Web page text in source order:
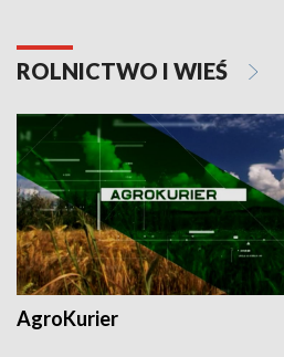
ROLNICTWO I WIEŚ
AgroKurier